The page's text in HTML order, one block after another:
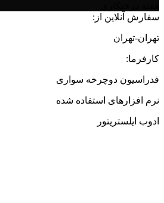
سفارش آنلاین از:
تهران-تهران
کارفرما:
فدراسیون دوچرخه سواری
نرم افزارهای استفاده شده
ادوب ایلستریتور